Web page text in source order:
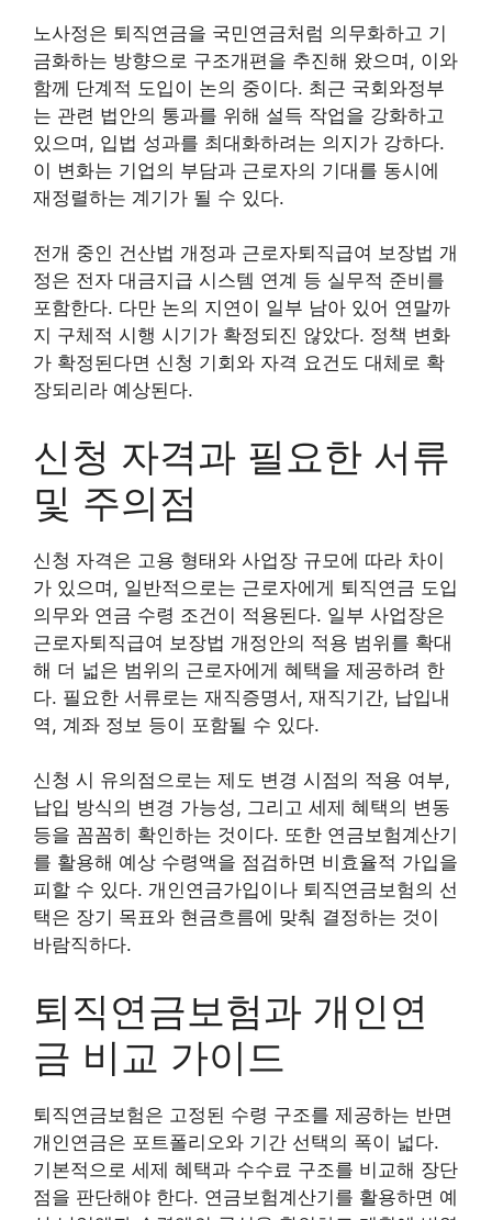
노사정은 퇴직연금을 국민연금처럼 의무화하고 기
금화하는 방향으로 구조개편을 추진해 왔으며, 이와
함께 단계적 도입이 논의 중이다. 최근 국회와정부
는 관련 법안의 통과를 위해 설득 작업을 강화하고
있으며, 입법 성과를 최대화하려는 의지가 강하다.
이 변화는 기업의 부담과 근로자의 기대를 동시에
재정렬하는 계기가 될 수 있다.
전개 중인 건산법 개정과 근로자퇴직급여 보장법 개
정은 전자 대금지급 시스템 연계 등 실무적 준비를
포함한다. 다만 논의 지연이 일부 남아 있어 연말까
지 구체적 시행 시기가 확정되진 않았다. 정책 변화
가 확정된다면 신청 기회와 자격 요건도 대체로 확
장되리라 예상된다.
신청 자격과 필요한 서류
및 주의점
신청 자격은 고용 형태와 사업장 규모에 따라 차이
가 있으며, 일반적으로는 근로자에게 퇴직연금 도입
의무와 연금 수령 조건이 적용된다. 일부 사업장은
근로자퇴직급여 보장법 개정안의 적용 범위를 확대
해 더 넓은 범위의 근로자에게 혜택을 제공하려 한
다. 필요한 서류로는 재직증명서, 재직기간, 납입내
역, 계좌 정보 등이 포함될 수 있다.
신청 시 유의점으로는 제도 변경 시점의 적용 여부,
납입 방식의 변경 가능성, 그리고 세제 혜택의 변동
등을 꼼꼼히 확인하는 것이다. 또한 연금보험계산기
를 활용해 예상 수령액을 점검하면 비효율적 가입을
피할 수 있다. 개인연금가입이나 퇴직연금보험의 선
택은 장기 목표와 현금흐름에 맞춰 결정하는 것이
바람직하다.
퇴직연금보험과 개인연
금 비교 가이드
퇴직연금보험은 고정된 수령 구조를 제공하는 반면
개인연금은 포트폴리오와 기간 선택의 폭이 넓다.
기본적으로 세제 혜택과 수수료 구조를 비교해 장단
점을 판단해야 한다. 연금보험계산기를 활용하면 예